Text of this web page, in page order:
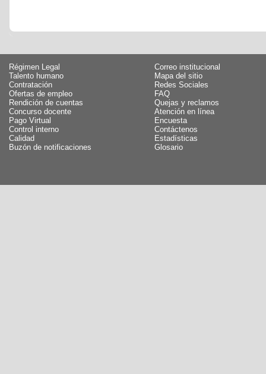
Régimen Legal
Talento humano
Contratación
Ofertas de empleo
Rendición de cuentas
Concurso docente
Pago Virtual
Control interno
Calidad
Buzón de notificaciones
Correo institucional
Mapa del sitio
Redes Sociales
FAQ
Quejas y reclamos
Atención en línea
Encuesta
Contáctenos
Estadísticas
Glosario